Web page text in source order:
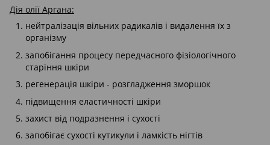
Дія олії Аргана:
нейтралізація вільних радикалів і видалення їх з
організму
запобігання процесу передчасного фізіологічного
старіння шкіри
регенерація шкіри - розгладження зморшок
підвищення еластичності шкіри
захист від подразнення і сухості
запобігає сухості кутикули і ламкість нігтів